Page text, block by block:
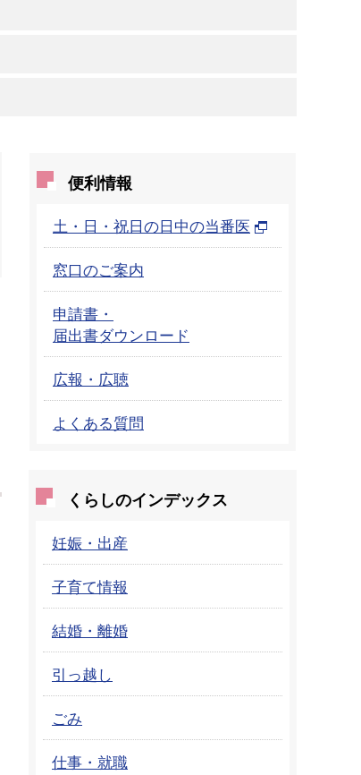
便利情報
土・日・祝日の日中の当番医
窓口のご案内
申請書・
届出書ダウンロード
広報・広聴
よくある質問
くらしのインデックス
妊娠・出産
子育て情報
結婚・離婚
引っ越し
ごみ
仕事・就職